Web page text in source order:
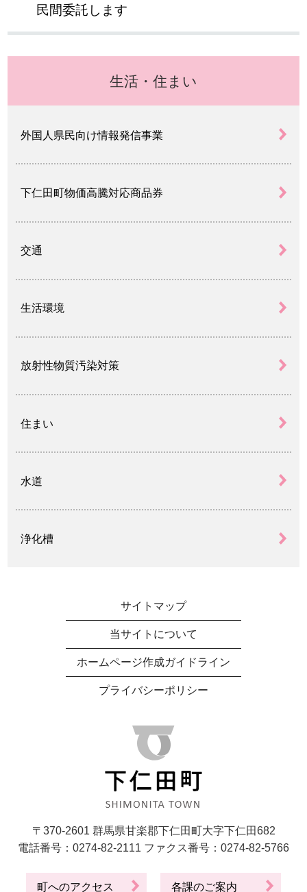
民間委託します
生活・住まい
外国人県民向け情報発信事業
下仁田町物価高騰対応商品券
交通
生活環境
放射性物質汚染対策
住まい
水道
浄化槽
サイトマップ
当サイトについて
ホームページ作成ガイドライン
プライバシーポリシー
〒370-2601 群馬県甘楽郡下仁田町大字下仁田682
電話番号：0274-82-2111 ファクス番号：0274-82-5766
町へのアクセス 各課のご案内